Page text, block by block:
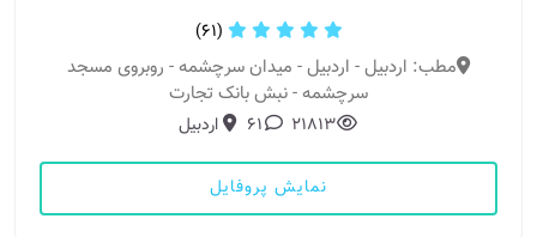
(61)
مطب: اردبیل - اردبیل - میدان سرچشمه - روبروی مسجد
سرچشمه - نبش بانک تجارت
21813
61 اردبیل
نمایش پروفایل